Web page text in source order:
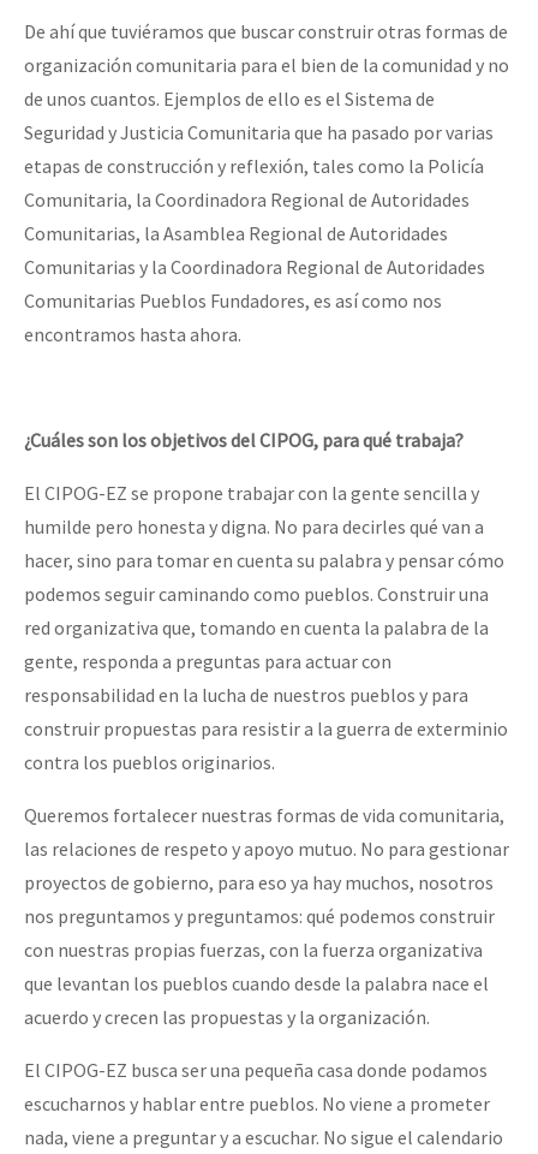
De ahí que tuviéramos que buscar construir otras formas de
organización comunitaria para el bien de la comunidad y no
de unos cuantos. Ejemplos de ello es el Sistema de
Seguridad y Justicia Comunitaria que ha pasado por varias
etapas de construcción y reflexión, tales como la Policía
Comunitaria, la Coordinadora Regional de Autoridades
Comunitarias, la Asamblea Regional de Autoridades
Comunitarias y la Coordinadora Regional de Autoridades
Comunitarias Pueblos Fundadores, es así como nos
encontramos hasta ahora.
¿Cuáles son los objetivos del CIPOG, para qué trabaja?
El CIPOG-EZ se propone trabajar con la gente sencilla y
humilde pero honesta y digna. No para decirles qué van a
hacer, sino para tomar en cuenta su palabra y pensar cómo
podemos seguir caminando como pueblos. Construir una
red organizativa que, tomando en cuenta la palabra de la
gente, responda a preguntas para actuar con
responsabilidad en la lucha de nuestros pueblos y para
construir propuestas para resistir a la guerra de exterminio
contra los pueblos originarios.
Queremos fortalecer nuestras formas de vida comunitaria,
las relaciones de respeto y apoyo mutuo. No para gestionar
proyectos de gobierno, para eso ya hay muchos, nosotros
nos preguntamos y preguntamos: qué podemos construir
con nuestras propias fuerzas, con la fuerza organizativa
que levantan los pueblos cuando desde la palabra nace el
acuerdo y crecen las propuestas y la organización.
El CIPOG-EZ busca ser una pequeña casa donde podamos
escucharnos y hablar entre pueblos. No viene a prometer
nada, viene a preguntar y a escuchar. No sigue el calendario